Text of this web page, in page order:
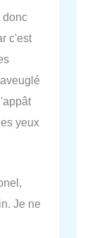
donc
c'est
yeux
Je ne